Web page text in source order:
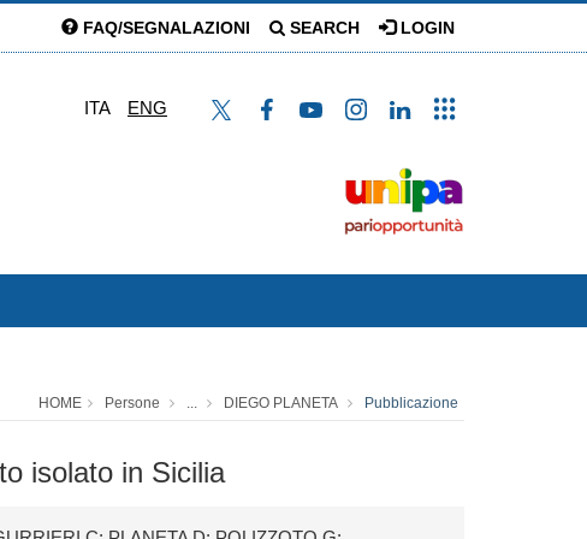
FAQ/SEGNALAZIONI SEARCH LOGIN
ITA ENG
HOME Persone ... DIEGO PLANETA Pubblicazione
isolato in Sicilia